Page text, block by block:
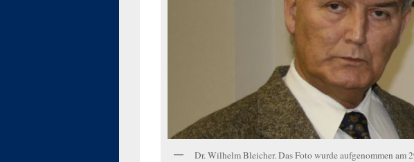
Dr. Wilhelm Bleicher. Das Foto wurde aufgenommen am